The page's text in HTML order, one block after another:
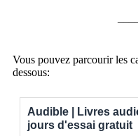
Vous pouvez parcourir les
dessous:
Audible | Livres
jours d'essai gratuit